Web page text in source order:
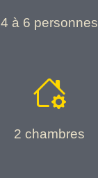
4 à 6 personnes
2 chambres